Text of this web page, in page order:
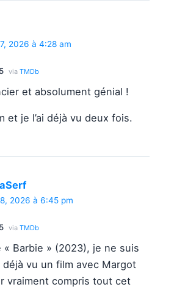
2026 à 4:28 am
via TMDb
et absolument génial !
et je l’ai déjà vu deux fois.
2026 à 6:45 pm
via TMDb
« Barbie » (2023), je ne suis
déjà vu un film avec Margot
vraiment compris tout cet